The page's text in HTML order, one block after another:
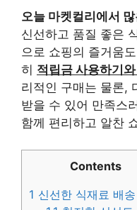
오늘 마켓컬리에서
신선하고 품질 좋은
으로 쇼핑의 즐거움
히 적립금 사용하기
리적인 구매는 물론,
받을 수 있어 만족스
함께 편리하고 알찬
Contents
1 신선한 식재료 배